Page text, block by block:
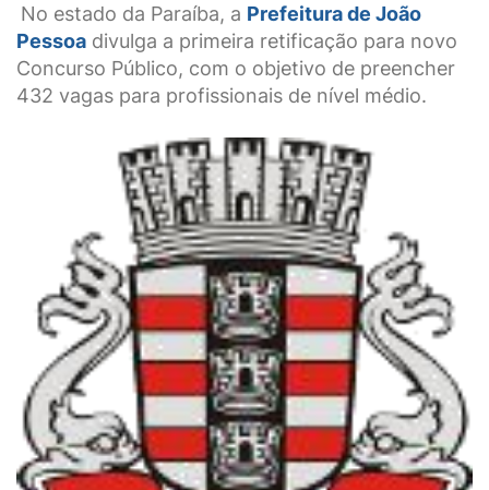
No estado da Paraíba, a Prefeitura de João
Pessoa divulga a primeira retificação para novo
Concurso Público, com o objetivo de preencher
432 vagas para profissionais de nível médio.